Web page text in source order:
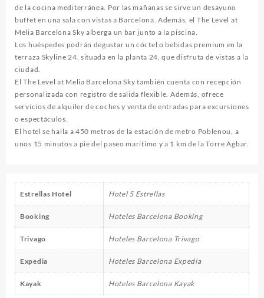
de la cocina mediterránea. Por las mañanas se sirve un desayuno
buffet en una sala con vistas a Barcelona. Además, el The Level at
Melia Barcelona Sky alberga un bar junto a la piscina.
Los huéspedes podrán degustar un cóctel o bebidas premium en la
terraza Skyline 24, situada en la planta 24, que disfruta de vistas a la
ciudad.
El The Level at Melia Barcelona Sky también cuenta con recepción
personalizada con registro de salida flexible. Además, ofrece
servicios de alquiler de coches y venta de entradas para excursiones
o espectáculos.
El hotel se halla a 450 metros de la estación de metro Poblenou, a
unos 15 minutos a pie del paseo marítimo y a 1 km de la Torre Agbar.
Estrellas Hotel Hotel 5 Estrellas
Booking Hoteles Barcelona Booking
Trivago Hoteles Barcelona Trivago
Expedia Hoteles Barcelona Expedia
Kayak Hoteles Barcelona Kayak